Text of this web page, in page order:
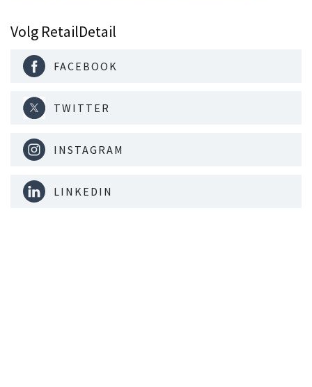
Volg RetailDetail
FACEBOOK
TWITTER
INSTAGRAM
LINKEDIN